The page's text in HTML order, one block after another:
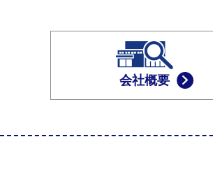
会社概要